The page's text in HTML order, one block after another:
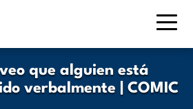
que alguien está
verbalmente | COMIC